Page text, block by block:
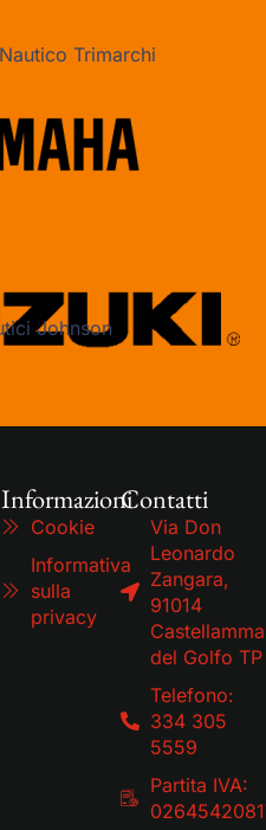
Informazioni
Cookie
Informativa
sulla
privacy
Contatti
Via Don
Leonardo
Zangara,
91014
del Golfo TP
Telefono:
334 305
5559
Partita IVA: